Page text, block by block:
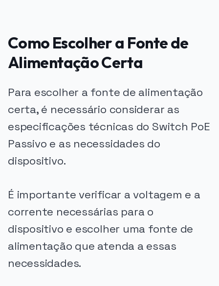
Como Escolher a Fonte de
Alimentação Certa
Para escolher a fonte de alimentação
certa, é necessário considerar as
especificações técnicas do Switch PoE
Passivo e as necessidades do
dispositivo.
É importante verificar a voltagem e a
corrente necessárias para o
dispositivo e escolher uma fonte de
alimentação que atenda a essas
necessidades.